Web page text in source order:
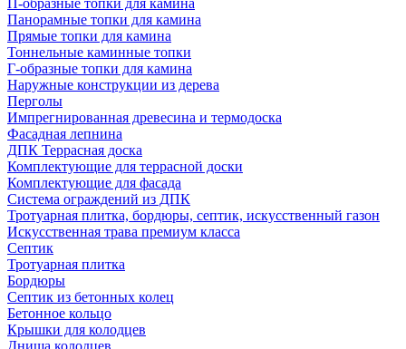
Панорамные топки для камина
Прямые топки для камина
Тоннельные каминные топки
Г-образные топки для камина
Наружные конструкции из дерева
Перголы
Импрегнированная древесина и термодоска
Фасадная лепнина
ДПК Террасная доска
Комплектующие для террасной доски
Комплектующие для фасада
Система ограждений из ДПК
Тротуарная плитка, бордюры, септик, искусственный газон
Искусственная трава премиум класса
Септик
Тротуарная плитка
Бордюры
Септик из бетонных колец
Бетонное кольцо
Крышки для колодцев
Днища колодцев